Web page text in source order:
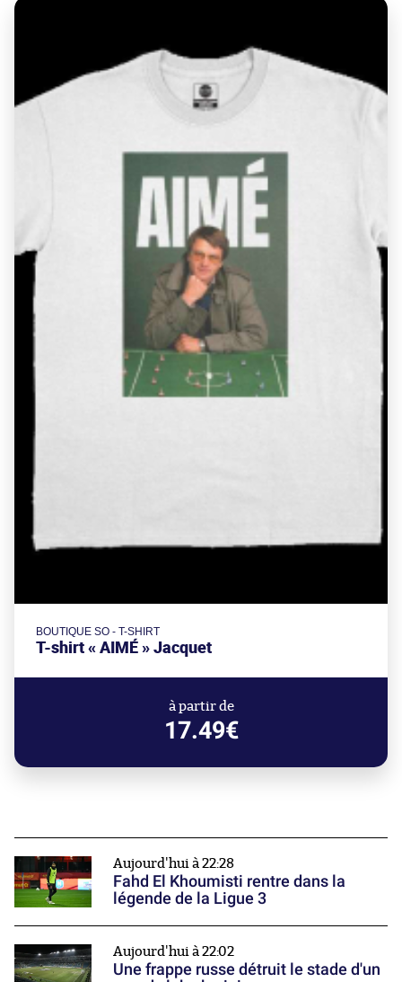
BOUTIQUE SO - T-SHIRT
T-shirt « AIMÉ » Jacquet
à partir de
17.49€
Aujourd'hui à 22:28
Fahd El Khoumisti rentre dans la
légende de la Ligue 3
Aujourd'hui à 22:02
Une frappe russe détruit le stade d'un